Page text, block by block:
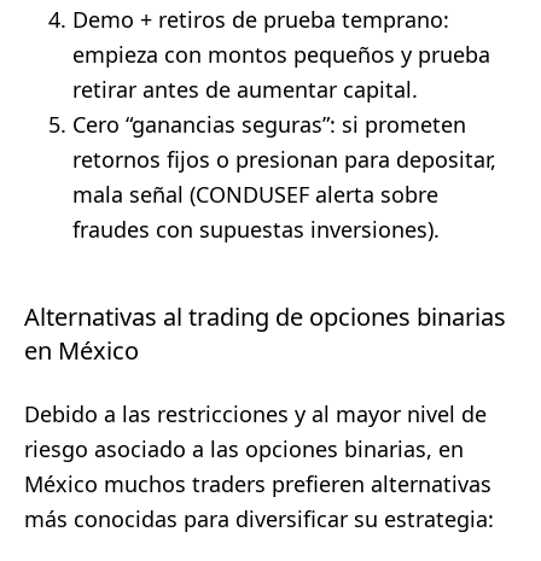
Demo + retiros de prueba temprano:
empieza con montos pequeños y prueba
retirar antes de aumentar capital.
Cero “ganancias seguras”: si prometen
retornos fijos o presionan para depositar,
mala señal (CONDUSEF alerta sobre
fraudes con supuestas inversiones).
Alternativas al trading de opciones binarias
en México
Debido a las restricciones y al mayor nivel de
riesgo asociado a las opciones binarias, en
México muchos traders prefieren alternativas
más conocidas para diversificar su estrategia: